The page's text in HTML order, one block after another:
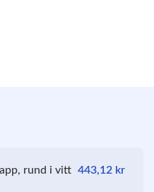
rund i vitt 443,12 kr